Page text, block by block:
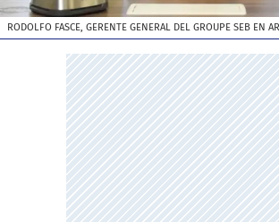
RODOLFO FASCE, GERENTE GENERAL DEL GROUPE SEB EN